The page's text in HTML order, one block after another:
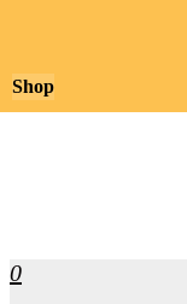
0
Shop